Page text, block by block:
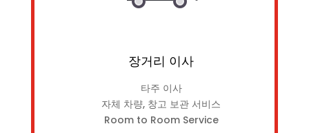
장거리 이사
타주 이사
자체 차량, 창고 보관 서비스
Room to Room Service